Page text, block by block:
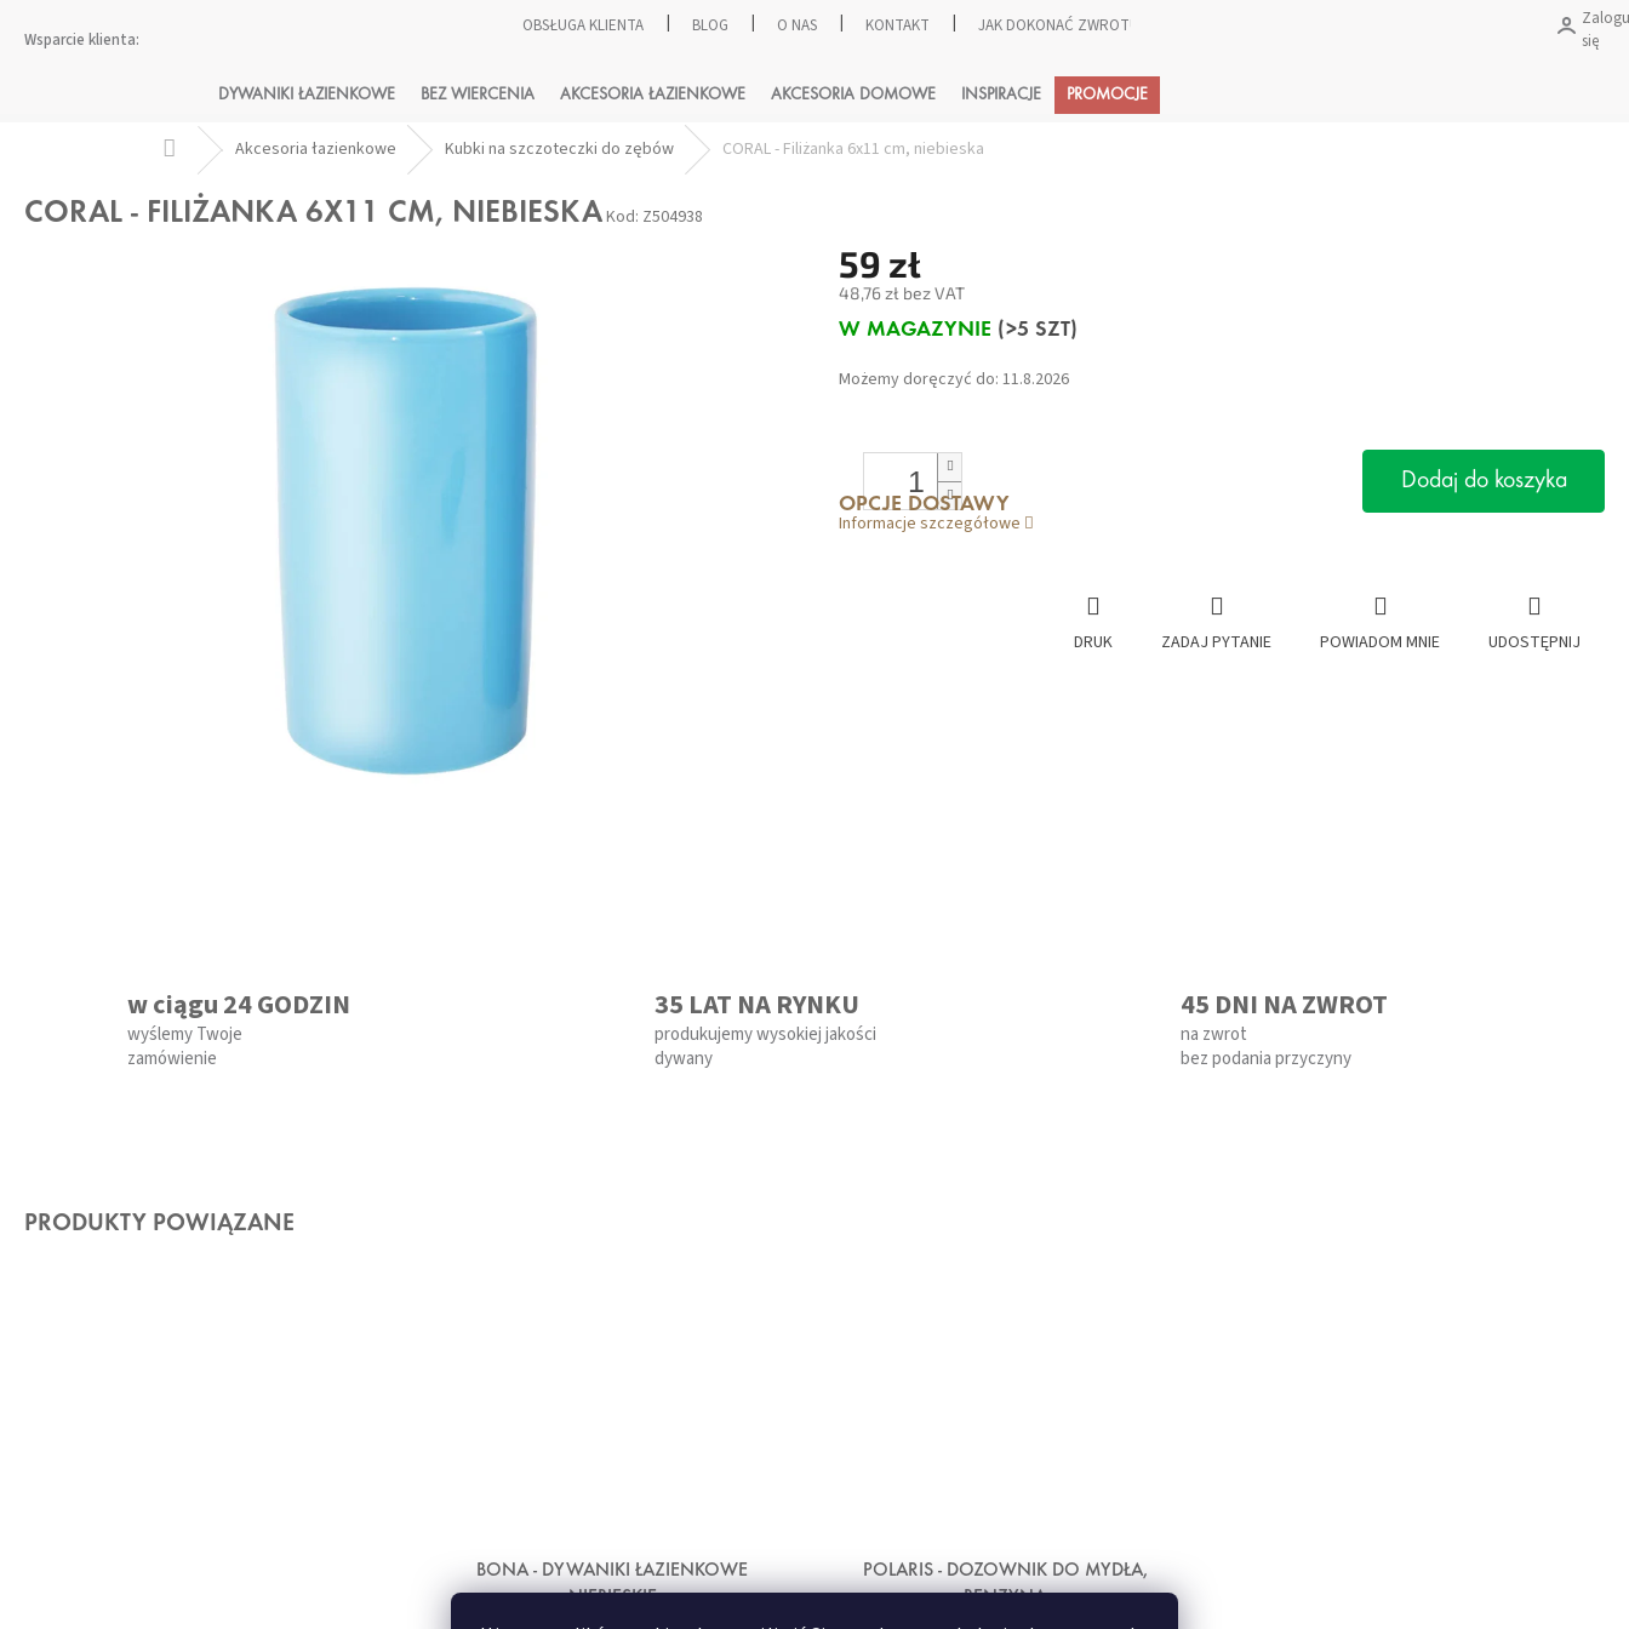
OBSŁUGA KLIENTA BLOG O NAS KONTAKT JAK DOKONAĆ ZWROTU PRODUKTÓW?
się
Koszyk
DYWANIKI ŁAZIENKOWE BEZ WIERCENIA AKCESORIA ŁAZIENKOWE AKCESORIA DOMOWE INSPIRACJE PROMOCJE
Home Akcesoria łazienkowe Kubki na szczoteczki do zębów CORAL - Filiżanka 6x11 cm, niebieska
CORAL - FILIŻANKA 6X11 CM, NIEBIESKAKod: Z504938
59 zł
48,76 zł bez VAT
Cena
W MAGAZYNIE (>5 SZT)
Możemy doręczyć do: 11.8.2026
OPCJE DOSTAWY
Dodaj do koszyka
Informacje szczegółowe
DRUK ZADAJ PYTANIE POWIADOM MNIE UDOSTĘPNIJ
w ciągu 24 GODZIN
wyślemy Twoje
zamówienie
35 LAT NA RYNKU
produkujemy wysokiej jakości
dywany
45 DNI NA ZWROT
na zwrot
bez podania przyczyny
PRODUKTY POWIĄZANE
BONA - DYWANIKI ŁAZIENKOWE
NIEBIESKIE
POLARIS - DOZOWNIK DO MYDŁA,
BENZYNA